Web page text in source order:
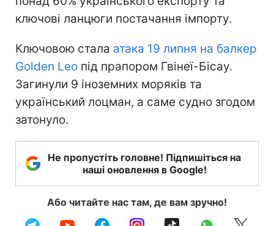
ключові ланцюги постачання імпорту.
Ключовою стала атака 19 липня на балкер
Golden Leo під прапором Гвінеї-Бісау.
Загинули 9 іноземних моряків та
український лоцман, а саме судно згодом
затонуло.
Не пропустіть головне! Підпишіться на
наші оновлення в Google!
Або читайте нас там, де вам зручно!